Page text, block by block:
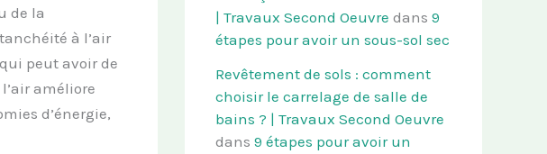
de la
à l’air
peut avoir de
améliore
d’énergie,
| Travaux Second Oeuvre dans 9
étapes pour avoir un sous-sol sec
Revêtement de sols : comment
choisir le carrelage de salle de
bains ? | Travaux Second Oeuvre
dans 9 étapes pour avoir un